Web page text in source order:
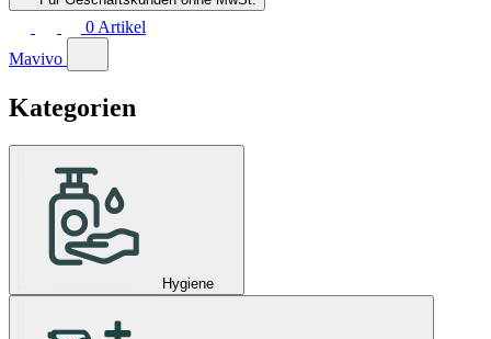
0 Artikel
Mavivo
Kategorien
Hygiene